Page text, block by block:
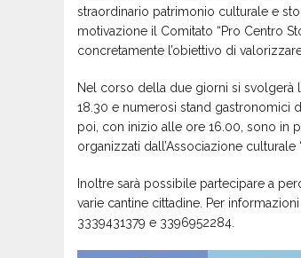
straordinario patrimonio culturale e
motivazione il Comitato “Pro Centro
concretamente l’obiettivo di
Nel corso della due giorni si svolgerà
18.30 e numerosi stand gastronomici
poi, con inizio alle ore 16.00, sono in
organizzati dall’Associazione culturale
Inoltre sarà possibile partecipare a
varie cantine cittadine. Per
3339431379 e 3396952284.